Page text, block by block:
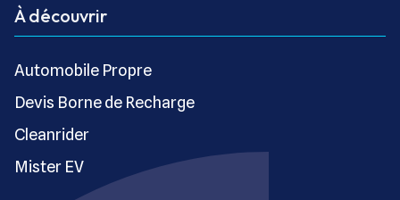
À découvrir
Automobile Propre
Devis Borne de Recharge
Cleanrider
Mister EV